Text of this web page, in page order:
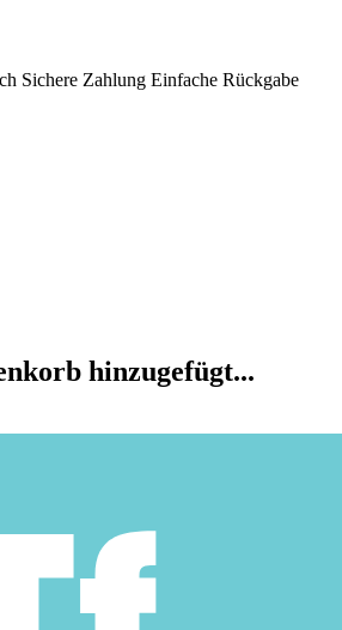
Sichere Zahlung Einfache Rückgabe
hinzugefügt...